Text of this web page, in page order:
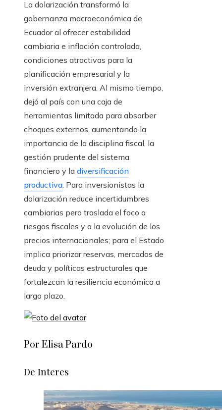
La dolarización transformó la
gobernanza macroeconómica de
Ecuador al ofrecer estabilidad
cambiaria e inflación controlada,
condiciones atractivas para la
planificación empresarial y la
inversión extranjera. Al mismo tiempo,
dejó al país con una caja de
herramientas limitada para absorber
choques externos, aumentando la
importancia de la disciplina fiscal, la
gestión prudente del sistema
financiero y la diversificación
productiva. Para inversionistas la
dolarización reduce incertidumbres
cambiarias pero traslada el foco a
riesgos fiscales y a la evolución de los
precios internacionales; para el Estado
implica priorizar reservas, mercados de
deuda y políticas estructurales que
fortalezcan la resiliencia económica a
largo plazo.
Por Elisa Pardo
De Interes